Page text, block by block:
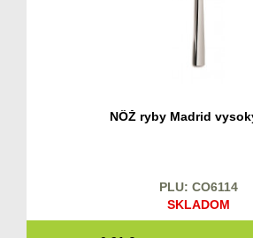
NÔŽ ryby Madrid
PLU: CO6114
SKLADOM